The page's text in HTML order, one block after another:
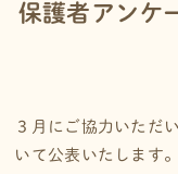
保護者アンケ
３月にご協力いただ
いて公表いたします。